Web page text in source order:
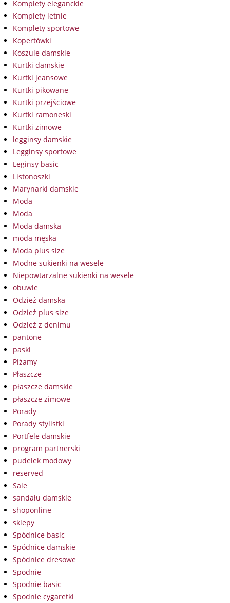
Komplety eleganckie
Komplety letnie
Komplety sportowe
Kopertówki
Koszule damskie
Kurtki damskie
Kurtki jeansowe
Kurtki pikowane
Kurtki przejściowe
Kurtki ramoneski
Kurtki zimowe
legginsy damskie
Legginsy sportowe
Leginsy basic
Listonoszki
Marynarki damskie
Moda
Moda
Moda damska
moda męska
Moda plus size
Modne sukienki na wesele
Niepowtarzalne sukienki na wesele
obuwie
Odzież damska
Odzież plus size
Odzież z denimu
pantone
paski
Piżamy
Płaszcze
płaszcze damskie
płaszcze zimowe
Porady
Porady stylistki
Portfele damskie
program partnerski
pudelek modowy
reserved
Sale
sandału damskie
shoponline
sklepy
Spódnice basic
Spódnice damskie
Spódnice dresowe
Spodnie
Spodnie basic
Spodnie cygaretki